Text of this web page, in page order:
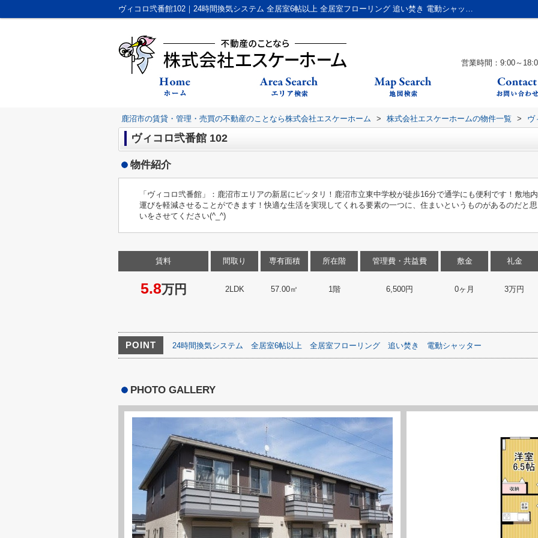
ヴィコロ弐番館102｜24時間換気システム 全居室6帖以上 全居室フローリング 追い焚き 電動シャッター｜鹿沼市の賃貸・管理・売買の不動産のことなら株式会社エスケーホーム
営業時間：9:00～
鹿沼市の賃貸・管理・売買の不動産のことなら株式会社エスケーホーム > 株式会社エスケーホームの物件一覧 > ヴ
ヴィコロ弐番館 102
物件紹介
「ヴィコロ弐番館」：鹿沼市エリアの新居にピッタリ！鹿沼市立東中学校が徒歩16分で通学にも便利です！敷地
運びを軽減させることができます！快適な生活を実現してくれる要素の一つに、住まいというものがあるのだと
いをさせてください(^_^)
賃料
5.8万円
間取り
2LDK
専有面積
57.00㎡
所在階
1階
管理費・共益費
6,500円
敷金
0ヶ月
礼金
3万円
POINT 24時間換気システム 全居室6帖以上 全居室フローリング 追い焚き 電動シャッター
PHOTO GALLERY